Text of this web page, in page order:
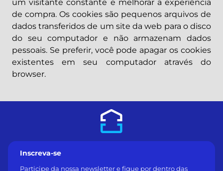
um visitante constante e melhorar a experiência
de compra. Os cookies são pequenos arquivos de
dados transferidos de um site da web para o disco
do seu computador e não armazenam dados
pessoais. Se preferir, você pode apagar os cookies
existentes em seu computador através do
browser.
Inscreva-se
Participe da nossa newsletter e fique por dentro das